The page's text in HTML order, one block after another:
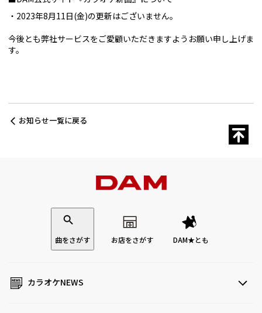
2023年8月11日(金)の更新はございません。
今後とも弊社サービスをご愛顧いただきますようお願い申し上げま
す。
お知らせ一覧に戻る
曲をさがす お店をさがす DAM★とも
カラオケNEWS